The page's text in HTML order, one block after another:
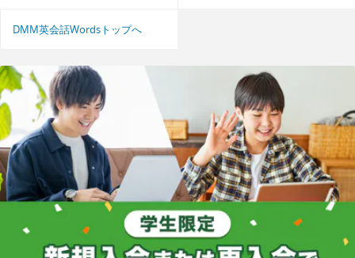
DMM英会話Wordsトップへ